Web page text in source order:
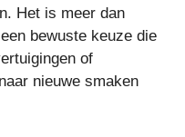
Het is meer dan
bewuste keuze die
of
nieuwe smaken